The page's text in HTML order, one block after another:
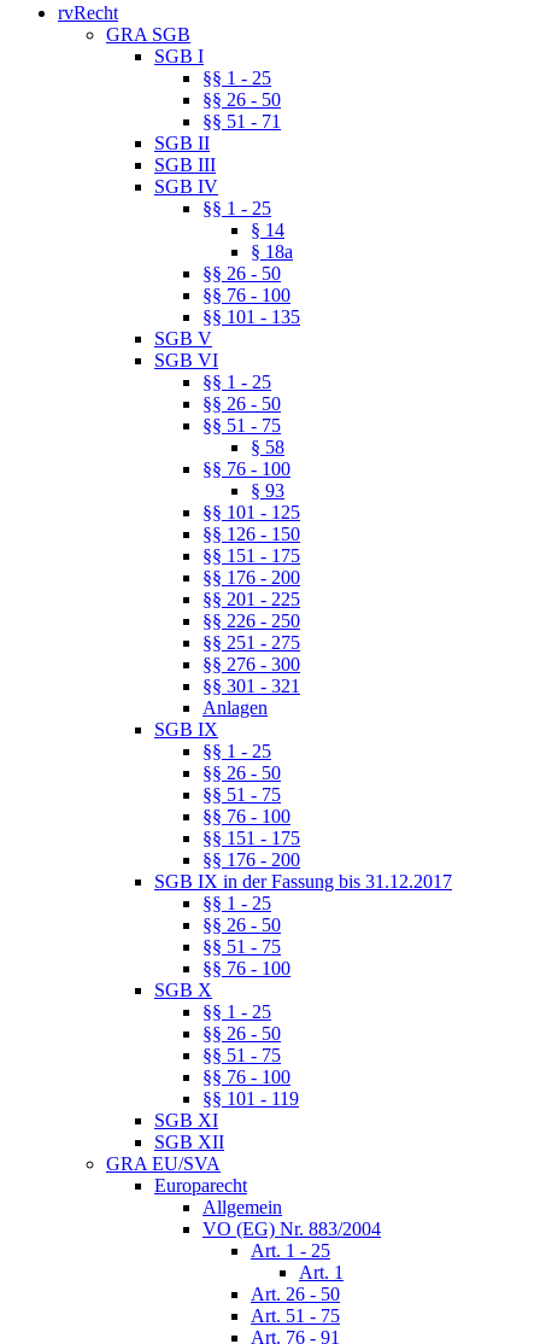
rvRecht
GRA SGB
SGB I
§§ 1 - 25
§§ 26 - 50
§§ 51 - 71
SGB II
SGB III
SGB IV
§§ 1 - 25
§ 14
§ 18a
§§ 26 - 50
§§ 76 - 100
§§ 101 - 135
SGB V
SGB VI
§§ 1 - 25
§§ 26 - 50
§§ 51 - 75
§ 58
§§ 76 - 100
§ 93
§§ 101 - 125
§§ 126 - 150
§§ 151 - 175
§§ 176 - 200
§§ 201 - 225
§§ 226 - 250
§§ 251 - 275
§§ 276 - 300
§§ 301 - 321
Anlagen
SGB IX
§§ 1 - 25
§§ 26 - 50
§§ 51 - 75
§§ 76 - 100
§§ 151 - 175
§§ 176 - 200
SGB IX in der Fassung bis 31.12.2017
§§ 1 - 25
§§ 26 - 50
§§ 51 - 75
§§ 76 - 100
SGB X
§§ 1 - 25
§§ 26 - 50
§§ 51 - 75
§§ 76 - 100
§§ 101 - 119
SGB XI
SGB XII
GRA EU/SVA
Europarecht
Allgemein
VO (EG) Nr. 883/2004
Art. 1 - 25
Art. 1
Art. 26 - 50
Art. 51 - 75
Art. 76 - 91